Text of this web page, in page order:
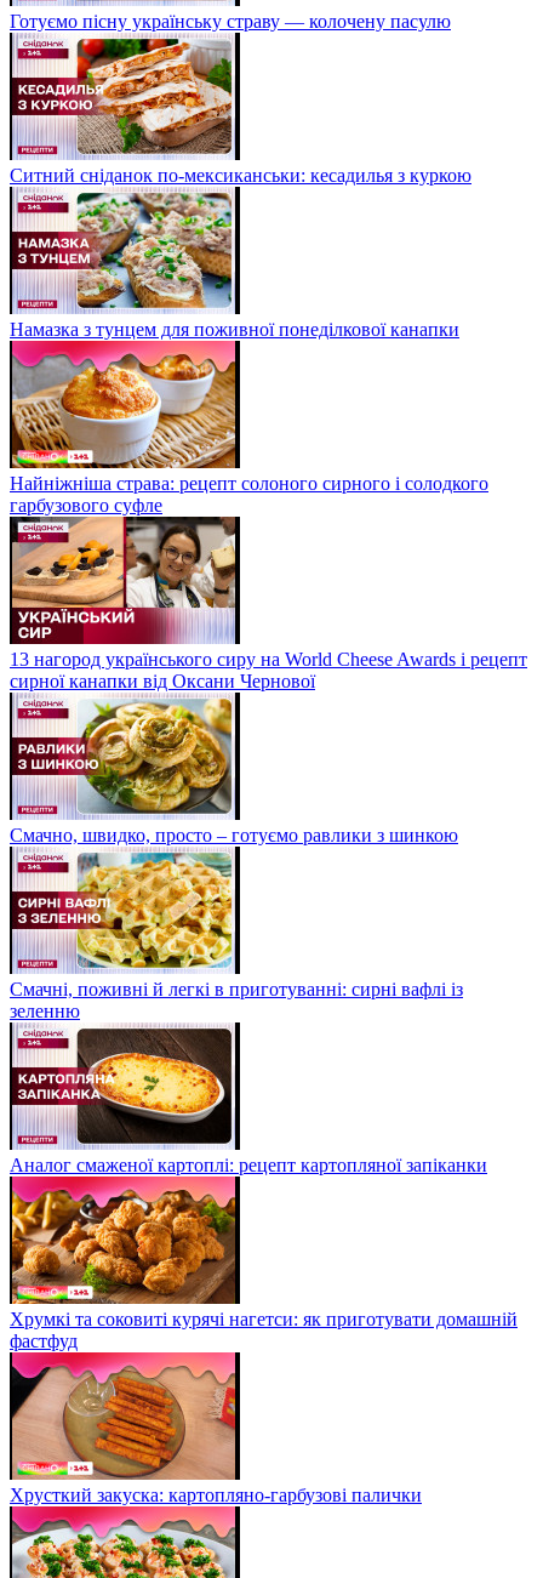
Готуємо пісну українську страву — колочену пасулю
Ситний сніданок по-мексиканськи: кесадилья з куркою
Намазка з тунцем для поживної понеділкової канапки
Найніжніша страва: рецепт солоного сирного і солодкого
гарбузового суфле
13 нагород українського сиру на World Cheese Awards і рецепт
сирної канапки від Оксани Чернової
Смачно, швидко, просто – готуємо равлики з шинкою
Смачні, поживні й легкі в приготуванні: сирні вафлі із
зеленню
Аналог смаженої картоплі: рецепт картопляної запіканки
Хрумкі та соковиті курячі нагетси: як приготувати домашній
фастфуд
Хрусткий закуска: картопляно-гарбузові палички